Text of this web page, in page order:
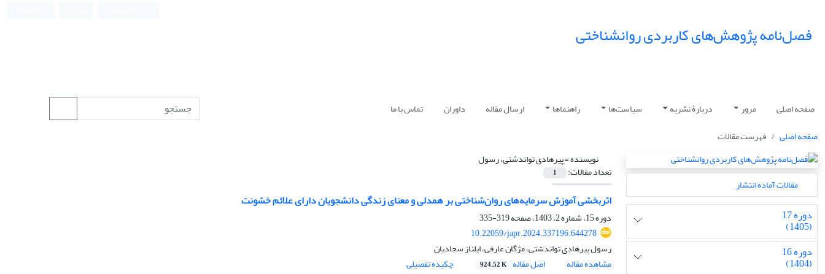
فصل‌نامه پژوهش‌های کاربردی روانشناختی
صفحه اصلی مرور دربارۀ نشریه سیاست‌ها راهنماها ارسال مقاله داوران
تماس با ما
صفحه اصلی
فهرست مقالات
مقالات آماده انتشار
دوره 17
(1405)
دوره 16
(1404)
نویسنده =پیرهادی تواندشتی، رسول
تعداد مقالات: 1
اثربخشی آموزش سرمایه‌های روان‌شناختی بر همدلی و معنای زندگی دانشجویان دارای علائم خشونت
دوره 15، شماره 2، 1403، صفحه
319-335
10.22059/japr.2024.337196.644278
رسول پیرهادی تواندشتی، مژگان عارفی، ایلناز سجادیان
مشاهده مقاله
اصل مقاله 924.52 K چکیده تفصیلی